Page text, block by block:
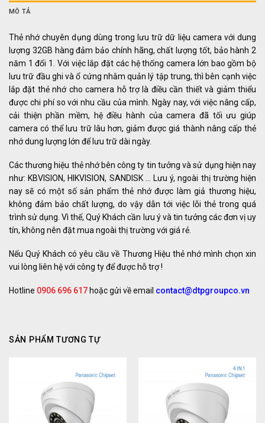
MÔ TẢ
Thẻ nhớ chuyên dụng dùng trong lưu trữ dữ liệu camera với dung
lượng 32GB hàng đảm bảo chính hãng, chất lượng tốt, bảo hành 2
năm 1 đổi 1. Với việc lắp đặt các hệ thống camera lớn bao gồm bộ
lưu trữ đầu ghi và ổ cứng nhằm quản lý tập trung, thì bên cạnh việc
lắp đặt thẻ nhớ cho camera hỗ trợ là điều cần thiết và giảm thiểu
được chi phí so với nhu cầu của mình. Ngày nay, với việc nâng cấp,
cải thiện phần mềm, hệ điều hành của camera đã tối ưu giúp
camera có thể lưu trữ lâu hơn, giảm được giá thành nâng cấp thẻ
nhớ dung lượng lớn để lưu trữ dài ngày.
Các thương hiệu thẻ nhớ bên công ty tin tưởng và sử dụng hiện nay
như: KBVISION, HIKVISION, SANDISK … Lưu ý, ngoài thị trường hiện
nay sẽ có một số sản phẩm thẻ nhớ được làm giả thương hiệu,
không đảm bảo chất lượng, do vậy dẫn tới việc lỗi thẻ trong quá
trình sử dụng. Vì thế, Quý Khách cần lưu ý và tin tưởng các đơn vị uy
tín, không nên đặt mua ngoài thị trường với giá rẻ.
Nếu Quý Khách có yêu cầu về Thương Hiệu thẻ nhớ mình chọn xin
vui lòng liên hệ với công ty để được hỗ trợ !
Hotline 0906 696 617 hoặc gửi về email contact@dtpgroupco.vn
SẢN PHẨM TƯƠNG TỰ